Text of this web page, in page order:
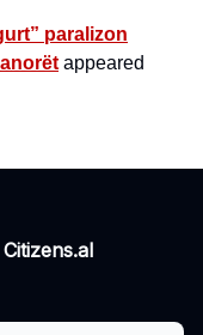
paralizon
appeared